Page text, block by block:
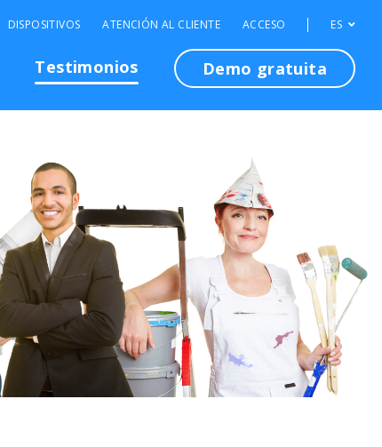
Testimonios Demo gratuita
DISPOSITIVOS ATENCIÓN AL CLIENTE ACCESO ES